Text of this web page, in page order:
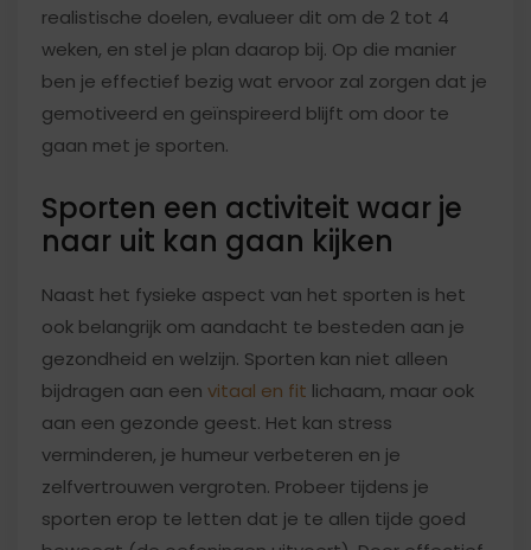
realistische doelen, evalueer dit om de 2 tot 4
weken, en stel je plan daarop bij. Op die manier
ben je effectief bezig wat ervoor zal zorgen dat je
gemotiveerd en geïnspireerd blijft om door te
gaan met je sporten.
Sporten een activiteit waar je
naar uit kan gaan kijken
Naast het fysieke aspect van het sporten is het
ook belangrijk om aandacht te besteden aan je
gezondheid en welzijn. Sporten kan niet alleen
bijdragen aan een vitaal en fit lichaam, maar ook
aan een gezonde geest. Het kan stress
verminderen, je humeur verbeteren en je
zelfvertrouwen vergroten. Probeer tijdens je
sporten erop te letten dat je te allen tijde goed